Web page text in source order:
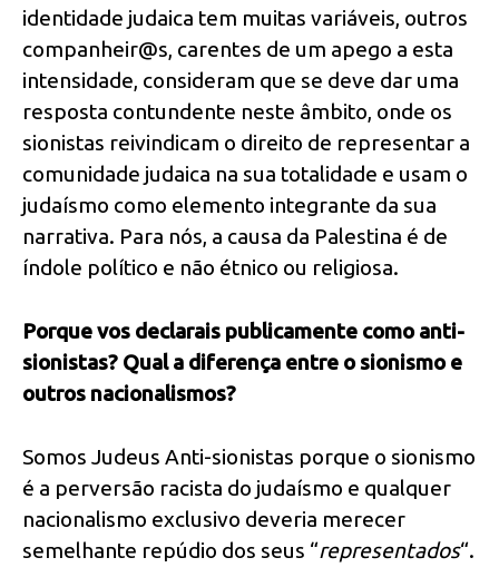
identidade judaica tem muitas variáveis, outros
companheir@s, carentes de um apego a esta
intensidade, consideram que se deve dar uma
resposta contundente neste âmbito, onde os
sionistas reivindicam o direito de representar a
comunidade judaica na sua totalidade e usam o
judaísmo como elemento integrante da sua
narrativa. Para nós, a causa da Palestina é de
índole político e não étnico ou religiosa.
Porque vos declarais publicamente como anti-
sionistas? Qual a diferença entre o sionismo e
outros nacionalismos?
Somos Judeus Anti-sionistas porque o sionismo
é a perversão racista do judaísmo e qualquer
nacionalismo exclusivo deveria merecer
semelhante repúdio dos seus “representados“.